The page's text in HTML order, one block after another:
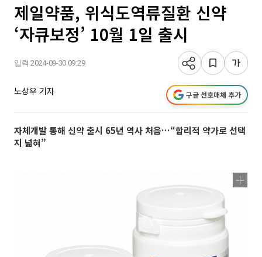
제일약품, 위식도역류질환 신약
‘자큐보정’ 10월 1일 출시
입력 2024-09-30 09:29
노상우 기자 구글 선호매체 추가
자체개발 통해 신약 출시 65년 역사 처음…“합리적 약가로 선택
지 넓혀”